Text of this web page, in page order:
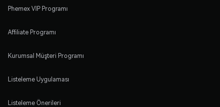
Phemex VIP Programı
Affiliate Programı
Kurumsal Müşteri Programı
Listeleme Uygulaması
Listeleme Önerileri